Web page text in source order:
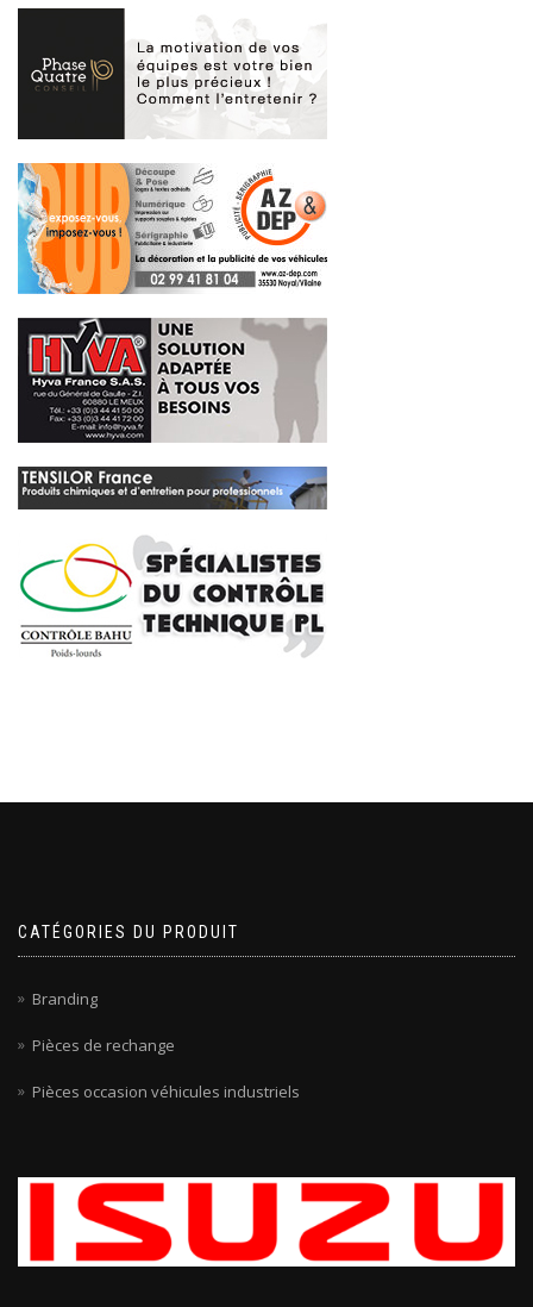
CATÉGORIES DU PRODUIT
Branding
Pièces de rechange
Pièces occasion véhicules industriels